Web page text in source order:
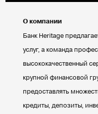
О компании
Банк Heritage
услуг, а команда
высококачественный
крупной финансовой
предоставлять
кредиты, депозиты,